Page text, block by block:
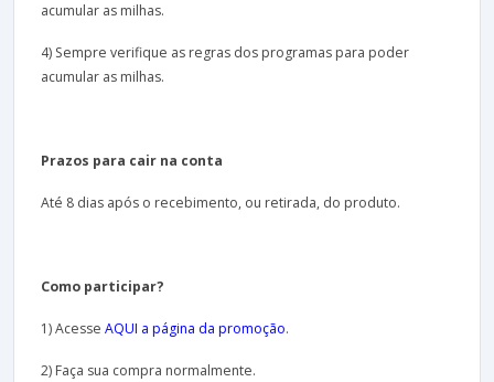
acumular as milhas.
4) Sempre verifique as regras dos programas para poder
acumular as milhas.
Prazos para cair na conta
Até 8 dias após o recebimento, ou retirada, do produto.
Como participar?
1) Acesse AQUI a página da promoção.
2) Faça sua compra normalmente.